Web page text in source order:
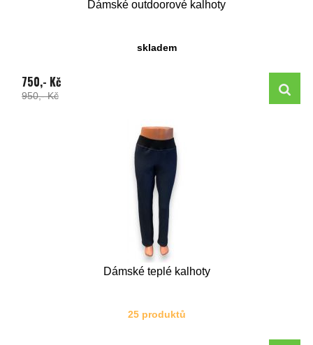
Dámské outdoorové kalhoty
skladem
750,- Kč
950,- Kč
Dámské teplé kalhoty
25 produktů